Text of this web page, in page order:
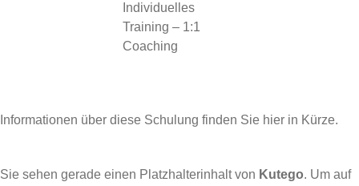
Individuelles
Training – 1:1
Coaching
Informationen über diese Schulung finden Sie hier in Kürze.
Sie sehen gerade einen Platzhalterinhalt von Kutego. Um auf